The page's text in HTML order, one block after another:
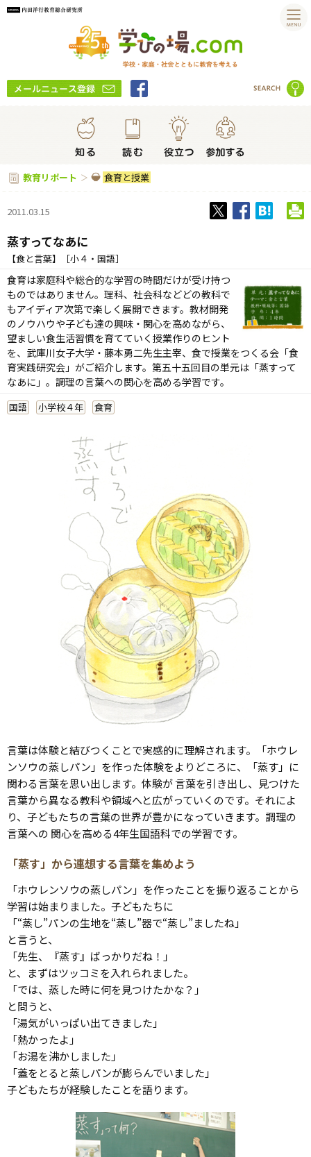
教育リポート 食育と授業
2011.03.15
蒸すってなあに
【食と言葉】［小４・国語］
食育は家庭科や総合的な学習の時間だけが受け持つ
ものではありません。理科、社会科などどの教科で
もアイディア次第で楽しく展開できます。教材開発
のノウハウや子ども達の興味・関心を高めながら、
望ましい食生活習慣を育てていく授業作りのヒント
を、武庫川女子大学・藤本勇二先生主宰、食で授業をつくる会「食
育実践研究会」がご紹介します。第五十五回目の単元は「蒸すって
なあに」。調理の言葉への関心を高める学習です。
国語 小学校４年 食育
言葉は体験と結びつくことで実感的に理解されます。「ホウレ
ンソウの蒸しパン」を作った体験をよりどころに、「蒸す」に
関わる言葉を思い出します。体験が 言葉を引き出し、見つけた
言葉から異なる教科や領域へと広がっていくのです。それによ
り、子どもたちの言葉の世界が豊かになっていきます。調理の
言葉への 関心を高める4年生国語科での学習です。
「蒸す」から連想する言葉を集めよう
「ホウレンソウの蒸しパン」を作ったことを振り返ることから
学習は始まりました。子どもたちに
「“蒸し”パンの生地を“蒸し”器で“蒸し”ましたね」
と言うと、
「先生、『蒸す』ばっかりだね！」
と、まずはツッコミを入れられました。
「では、蒸した時に何を見つけたかな？」
と問うと、
「湯気がいっぱい出てきました」
「熱かったよ」
「お湯を沸かしました」
「蓋をとると蒸しパンが膨らんでいました」
子どもたちが経験したことを語ります。